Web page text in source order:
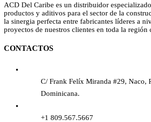
ACD Del Caribe es un distribuidor
productos y aditivos para el sector de la
la sinergia perfecta entre fabricantes líderes a
proyectos de nuestros clientes en toda la región
CONTACTOS
C/ Frank Felíx Miranda #29, Naco,
Dominicana.
+1 809.567.5667